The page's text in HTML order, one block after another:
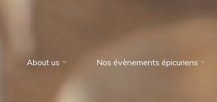
About us Nos évènements épicuriens